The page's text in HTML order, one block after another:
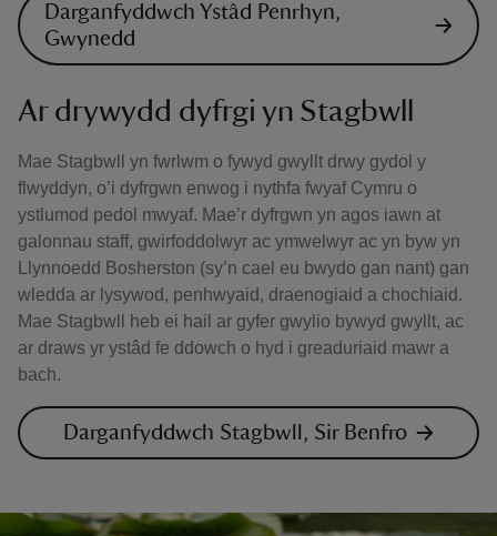
Darganfyddwch Ystâd Penrhyn,
Gwynedd
Ar drywydd dyfrgi yn Stagbwll
Mae Stagbwll yn fwrlwm o fywyd gwyllt drwy gydol y
flwyddyn, o’i dyfrgwn enwog i nythfa fwyaf Cymru o
ystlumod pedol mwyaf. Mae’r dyfrgwn yn agos iawn at
galonnau staff, gwirfoddolwyr ac ymwelwyr ac yn byw yn
Llynnoedd Bosherston (sy’n cael eu bwydo gan nant) gan
wledda ar lysywod, penhwyaid, draenogiaid a chochiaid.
Mae Stagbwll heb ei hail ar gyfer gwylio bywyd gwyllt, ac
ar draws yr ystâd fe ddowch o hyd i greaduriaid mawr a
bach.
Darganfyddwch Stagbwll, Sir Benfro